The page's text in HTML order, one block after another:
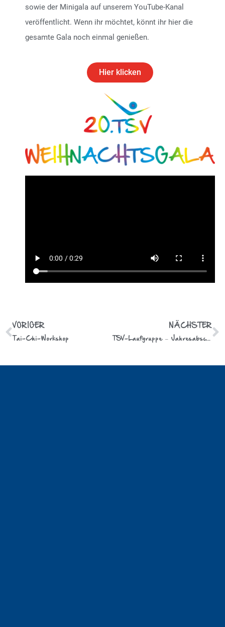
sowie der Minigala auf unserem YouTube-Kanal
veröffentlicht. Wenn ihr möchtet, könnt ihr hier die
gesamte Gala noch einmal genießen.
Hier klicken
VORIGER
Tai-Chi-Workshop
NÄCHSTER
TSV-Laufgruppe – Jahresabschluss